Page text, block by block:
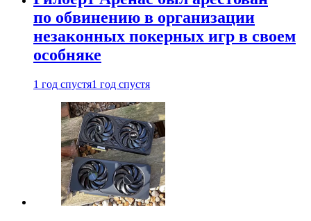
по обвинению в организации
незаконных покерных игр в своем
особняке
1 год спустя1 год спустя